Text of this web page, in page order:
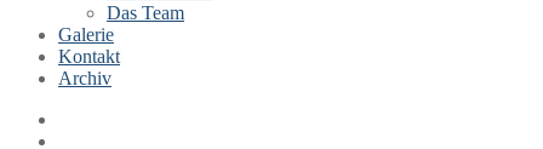
Das Team
Galerie
Kontakt
Archiv